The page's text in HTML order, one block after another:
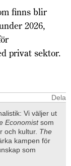
finns blir
2026,
privat sektor.
Dela
Vi väljer ut
Economistsom
och kultur. The
kampen för
som